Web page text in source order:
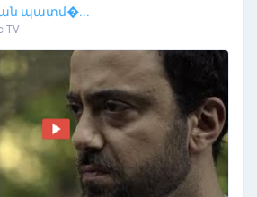
պատմ�...
TV